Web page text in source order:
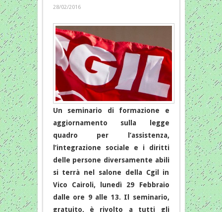
28/02/2016
Un seminario di formazione e
aggiornamento sulla legge
quadro per l’assistenza,
l’integrazione sociale e i diritti
delle persone diversamente abili
si terrà nel salone della Cgil in
Vico Cairoli, lunedì 29 Febbraio
dalle ore 9 alle 13. Il seminario,
gratuito, è rivolto a tutti gli